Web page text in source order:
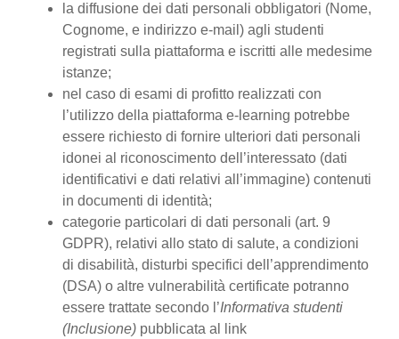
la diffusione dei dati personali obbligatori (Nome,
Cognome, e indirizzo e-mail) agli studenti
registrati sulla piattaforma e iscritti alle medesime
istanze;
nel caso di esami di profitto realizzati con
l’utilizzo della piattaforma e-learning potrebbe
essere richiesto di fornire ulteriori dati personali
idonei al riconoscimento dell’interessato (dati
identificativi e dati relativi all’immagine) contenuti
in documenti di identità;
categorie particolari di dati personali (art. 9
GDPR), relativi allo stato di salute, a condizioni
di disabilità, disturbi specifici dell’apprendimento
(DSA) o altre vulnerabilità certificate potranno
essere trattate secondo l’Informativa studenti
(Inclusione) pubblicata al link